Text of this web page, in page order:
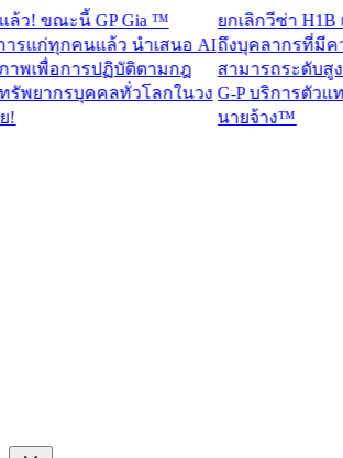
ขณะนี้ GP Gia ™
ทุกคนแล้ว นำเสนอ AI
พื่อการปฏิบัติตามกฎ
ากรบุคคลทั่วโลกในวง
ยกเลิกวีซ่า H1B เข้า
ถึงบุคลากรที่มีความ
สามารถระดับสูงด้วย
G-P บริการตัวแทน
นายจ้าง™​​